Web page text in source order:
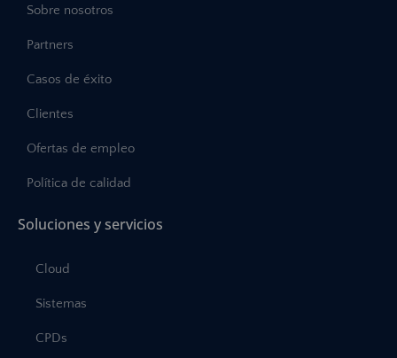
Sobre nosotros
Partners
Casos de éxito
Clientes
Ofertas de empleo
Política de calidad
Soluciones y servicios
Cloud
Sistemas
CPDs